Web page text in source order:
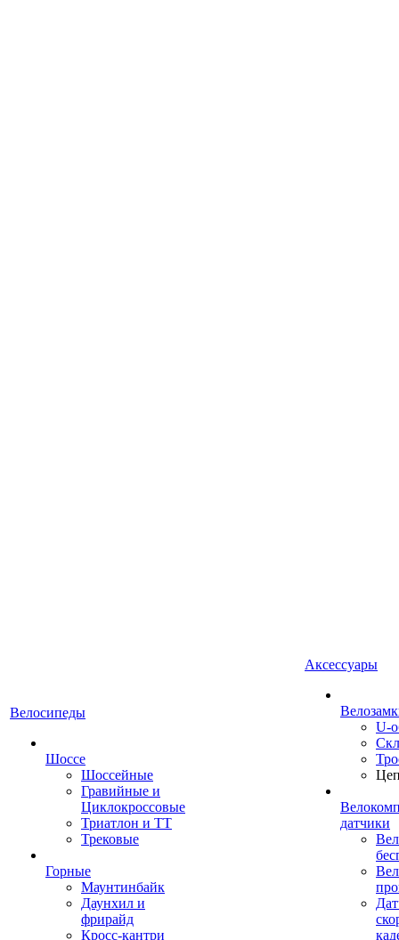
Велосипеды
Шоссе
Шоссейные
Гравийные и
Циклокроссовые
Триатлон и ТТ
Трековые
Горные
Маунтинбайк
Даунхил и
фрирайд
Кросс-кантри
Аксессуары
U-
датчики